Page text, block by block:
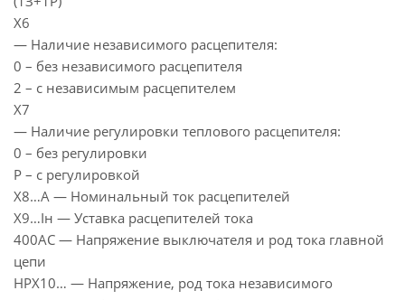
Х6
— Наличие независимого расцепителя:
0 – без независимого расцепителя
2 – с независимым расцепителем
Х7
— Наличие регулировки теплового расцепителя:
0 – без регулировки
Р – с регулировкой
Х8…А — Номинальный ток расцепителей
Х9…Iн — Уставка расцепителей тока
400АС — Напряжение выключателя и род тока главной
цепи
НРХ10… — Напряжение, род тока независимого